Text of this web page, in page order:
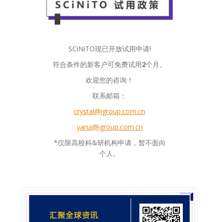
SCiNiTO现已开放试用申请!
符合条件的新客户可免费试用2个月。
欢迎您的咨询！
联系邮箱：
crystal@igroup.com.cn
yarui@igroup.com.cn
*仅限高校科&研机构申请，暂不面向
个人。